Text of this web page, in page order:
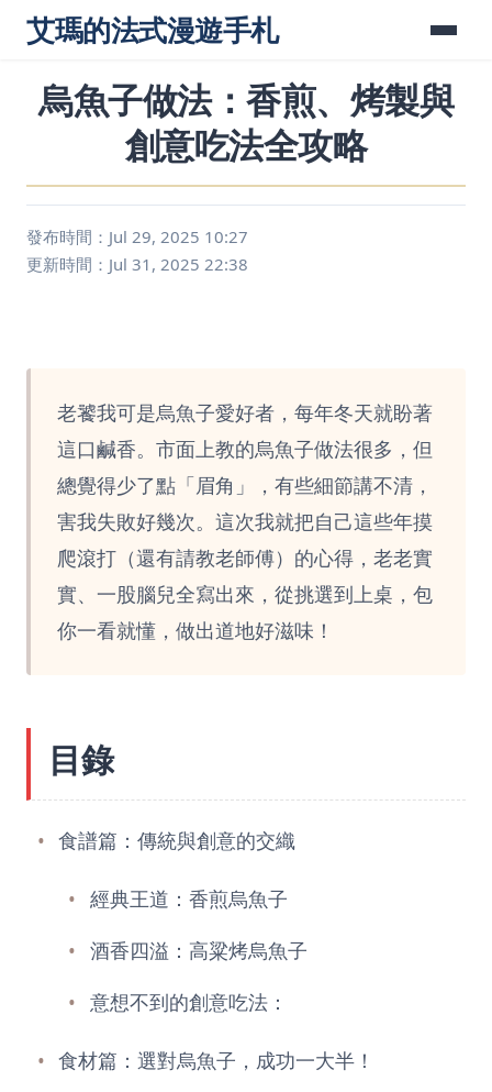
艾瑪的法式漫遊手札
烏魚子做法：香煎、烤製與
創意吃法全攻略
發布時間：Jul 29, 2025 10:27
更新時間：Jul 31, 2025 22:38
老饕我可是烏魚子愛好者，每年冬天就盼著
這口鹹香。市面上教的烏魚子做法很多，但
總覺得少了點「眉角」，有些細節講不清，
害我失敗好幾次。這次我就把自己這些年摸
爬滾打（還有請教老師傅）的心得，老老實
實、一股腦兒全寫出來，從挑選到上桌，包
你一看就懂，做出道地好滋味！
目錄
食譜篇：傳統與創意的交織
經典王道：香煎烏魚子
酒香四溢：高粱烤烏魚子
意想不到的創意吃法：
食材篇：選對烏魚子，成功一大半！